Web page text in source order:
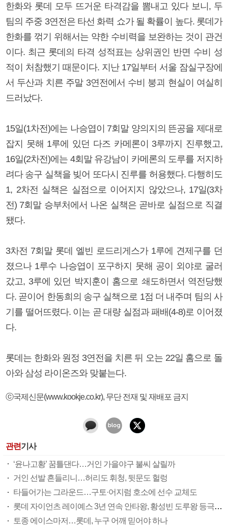
한화와 롯데 모두 뜨거운 타격감을 뽐내고 있다 보니, 두
팀의 주중 3연전은 타선 화력 쇼가 될 확률이 높다. 롯데가
한화를 꺾기 위해서는 약한 수비력을 보완하는 것이 관건
이다. 최근 롯데의 타격 성적표는 상위권인 반면 수비 성
적이 처참했기 때문이다. 지난 17일부터 서울 잠실구장에
서 두산과 치른 주말 3연전에서 수비 붕괴 현실이 여실히
드러났다.
15일(1차전)에는 나승엽이 7회말 양의지의 뜬공을 제대로
잡지 못해 1루에 있던 다즈 카메론이 3루까지 진루했고,
16일(2차전)에는 4회말 유강남이 카메론의 도루를 저지하
려다 송구 실책을 빚어 또다시 진루를 허용했다. 다행히도
1, 2차전 실책은 실점으로 이어지지 않았으나, 17일(3차
전) 7회말 승부처에서 나온 실책은 곧바로 실점으로 직결
됐다.
3차전 7회말 롯데 엘빈 로드리게스가 1루에 견제구를 던
졌으나 1루수 나승엽이 포구하지 못해 공이 외야로 굴러
갔고, 3루에 있던 박지훈이 홈으로 쇄도하면서 역전당했
다. 곧이어 한동희의 송구 실책으로 1점 더 내주며 팀의 사
기를 떨어뜨렸다. 이는 곧 대량 실점과 패배(4-8)로 이어졌
다.
롯데는 한화와 원정 3연전을 치른 뒤 오는 22일 홈으로 돌
아와 삼성 라이온즈와 맞붙는다.
ⓒ국제신문(www.kookje.co.kr), 무단 전재 및 재배포 금지
관련기사
‘윤나고황’ 꿈틀댄다…거인 가을야구 불씨 살릴까
거인 선발 흔들리니…허리도 휘청, 뒷문도 헐렁
타들어가는 그라운드…구토·어지럼 호소에 선수 교체도
롯데 자이언츠 레이예스 3년 연속 안타왕, 황성빈 도루왕 등극할까
토종 에이스마저…롯데, 누구 어깨 믿어야 하나